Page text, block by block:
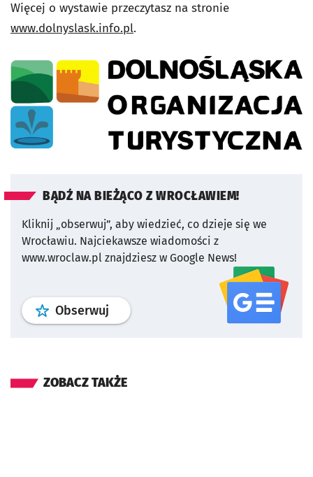
Więcej o wystawie przeczytasz na stronie
www.dolnyslask.info.pl.
BĄDŹ NA BIEŻĄCO Z WROCŁAWIEM!
Kliknij „obserwuj”, aby wiedzieć, co dzieje się we
Wrocławiu. Najciekawsze wiadomości z
www.wroclaw.pl znajdziesz w Google News!
Obserwuj profil serwisu
ZOBACZ TAKŻE